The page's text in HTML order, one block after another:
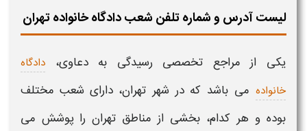
لیست آدرس و شماره تلفن شعب دادگاه خانواده تهران
یکی از مراجع تخصصی رسیدگی به دعاوی، دادگاه
خانواده می باشد که در شهر تهران، دارای شعب مختلف
بوده و هر کدام، بخشی از مناطق تهران را پوشش می